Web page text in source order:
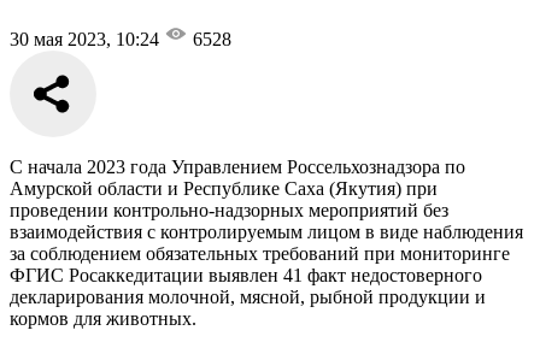
30 мая 2023, 10:24 6528
С начала 2023 года Управлением Россельхознадзора по
Амурской области и Республике Саха (Якутия) при
проведении контрольно-надзорных мероприятий без
взаимодействия с контролируемым лицом в виде наблюдения
за соблюдением обязательных требований при мониторинге
ФГИС Росаккедитации выявлен 41 факт недостоверного
декларирования молочной, мясной, рыбной продукции и
кормов для животных.